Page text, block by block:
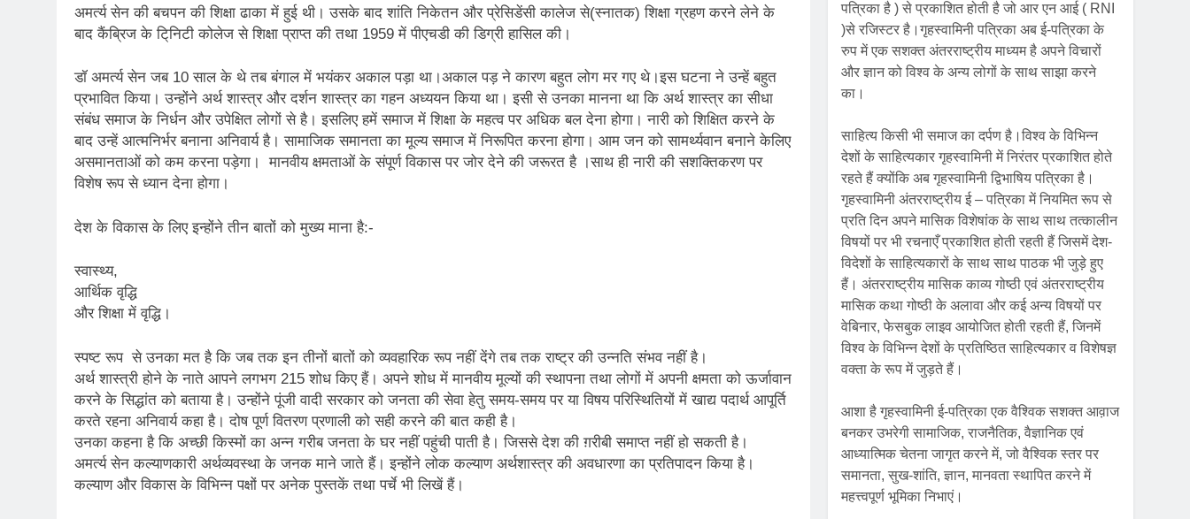
अमर्त्य सेन की बचपन की शिक्षा ढाका में हुई थी। उसके बाद शांति निकेतन और प्रेसिडेंसी कालेज से(स्नातक) शिक्षा ग्रहण करने लेने के
बाद कैंब्रिज के टि्निटी कोलेज से शिक्षा प्राप्त की तथा 1959 में पीएचडी की डिग्री हासिल की।
डॉ अमर्त्य सेन जब 10 साल के थे तब बंगाल में भयंकर अकाल पड़ा था।अकाल पड़ ने कारण बहुत लोग मर गए थे।इस घटना ने उन्हें बहुत
प्रभावित किया। उन्होंने अर्थ शास्त्र और दर्शन शास्त्र का गहन अध्ययन किया था। इसी से उनका मानना था कि अर्थ शास्त्र का सीधा
संबंध समाज के निर्धन और उपेक्षित लोगों से है। इसलिए हमें समाज में शिक्षा के महत्व पर अधिक बल देना होगा। नारी को शिक्षित करने के
बाद उन्हें आत्मनिर्भर बनाना अनिवार्य है। सामाजिक समानता का मूल्य समाज में निरूपित करना होगा। आम जन को सामर्थ्यवान बनाने केलिए
असमानताओं को कम करना पड़ेगा। मानवीय क्षमताओं के संपूर्ण विकास पर जोर देने की जरूरत है ।साथ ही नारी की सशक्तिकरण पर
विशेष रूप से ध्यान देना होगा।
देश के विकास के लिए इन्होंने तीन बातों को मुख्य माना है:-
स्वास्थ्य,
आर्थिक वृद्धि
और शिक्षा में वृद्धि।
स्पष्ट रूप से उनका मत है कि जब तक इन तीनों बातों को व्यवहारिक रूप नहीं देंगे तब तक राष्ट्र की उन्नति संभव नहीं है।
अर्थ शास्त्री होने के नाते आपने लगभग 215 शोध किए हैं। अपने शोध में मानवीय मूल्यों की स्थापना तथा लोगों में अपनी क्षमता को ऊर्जावान
करने के सिद्धांत को बताया है। उन्होंने पूंजी वादी सरकार को जनता की सेवा हेतु समय-समय पर या विषय परिस्थितियों में खाद्य पदार्थ आपूर्ति
करते रहना अनिवार्य कहा है। दोष पूर्ण वितरण प्रणाली को सही करने की बात कही है।
उनका कहना है कि अच्छी किस्मों का अन्न गरीब जनता के घर नहीं पहुंची पाती है। जिससे देश की ग़रीबी समाप्त नहीं हो सकती है।
अमर्त्य सेन कल्याणकारी अर्थव्यवस्था के जनक माने जाते हैं। इन्होंने लोक कल्याण अर्थशास्त्र की अवधारणा का प्रतिपादन किया है।
कल्याण और विकास के विभिन्न पक्षों पर अनेक पुस्तकें तथा पर्चे भी लिखें हैं।
पत्रिका है ) से प्रकाशित होती है जो आर एन आई ( RNI
)से रजिस्टर है।गृहस्वामिनी पत्रिका अब ई-पत्रिका के
रुप में एक सशक्त अंतरराष्ट्रीय माध्यम है अपने विचारों
और ज्ञान को विश्व के अन्य लोगों के साथ साझा करने
का।
साहित्य किसी भी समाज का दर्पण है।विश्व के विभिन्न
देशों के साहित्यकार गृहस्वामिनी में निरंतर प्रकाशित होते
रहते हैं क्योंकि अब गृहस्वामिनी द्विभाषिय पत्रिका है।
गृहस्वामिनी अंतरराष्ट्रीय ई – पत्रिका में नियमित रूप से
प्रति दिन अपने मासिक विशेषांक के साथ साथ तत्कालीन
विषयों पर भी रचनाएँ प्रकाशित होती रहती हैं जिसमें देश-
विदेशों के साहित्यकारों के साथ साथ पाठक भी जुड़े हुए
हैं। अंतरराष्ट्रीय मासिक काव्य गोष्ठी एवं अंतरराष्ट्रीय
मासिक कथा गोष्ठी के अलावा और कई अन्य विषयों पर
वेबिनार, फेसबुक लाइव आयोजित होती रहती हैं, जिनमें
विश्व के विभिन्न देशों के प्रतिष्ठित साहित्यकार व विशेषज्ञ
वक्ता के रूप में जुड़ते हैं।
आशा है गृहस्वामिनी ई-पत्रिका एक वैश्विक सशक्त आव़ाज
बनकर उभरेगी सामाजिक, राजनैतिक, वैज्ञानिक एवं
आध्यात्मिक चेतना जागृत करने में, जो वैश्विक स्तर पर
समानता, सुख-शांति, ज्ञान, मानवता स्थापित करने में
महत्त्वपूर्ण भूमिका निभाएं।